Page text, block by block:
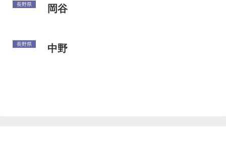
長野県 岡谷
長野県 中野